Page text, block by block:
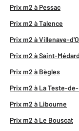
Prix m2 à Pessac
Prix m2 à Talence
Prix m2 à Villenave-
Prix m2 à Saint-
Prix m2 à Bègles
Prix m2 à La Teste-
Prix m2 à Libourne
Prix m2 à Le Bouscat